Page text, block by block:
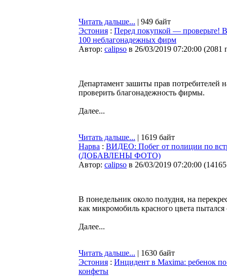
Читать дальше... | 949 байт
Эстония : Перед покупкой — проверьте!
100 неблагонадежных фирм
Автор: calipso в 26/03/2019 07:20:00 (2081
Департамент зашиты прав потребителей
проверить благонадежность фирмы.
Далее...
Читать дальше... | 1619 байт
Нарва : ВИДЕО: Побег от полиции по
(ДОБАВЛЕНЫ ФОТО)
Автор: calipso в 26/03/2019 07:20:00 (
В понедельник около полудня, на
как микромобиль красного цвета
Далее...
Читать дальше... | 1630 байт
Эстония : Инцидент в Maxima: ребенок
конфеты